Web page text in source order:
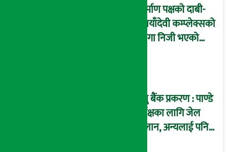
निर्माण पक्षको दाबी-
‘छायाँदेवी कम्प्लेक्सको
जग्गा निजी भएको
प्रभु बैंक प्रकरण : पाण्डे
पूर्पक्षका लागि जेल
चलान, अन्यलाई पनि